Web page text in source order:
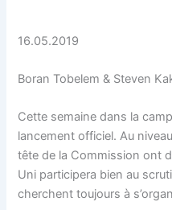
16.05.2019
Boran Tobelem & Steven
Cette semaine dans la
lancement officiel. Au
tête de la Commission ont
Uni participera bien au
cherchent toujours à